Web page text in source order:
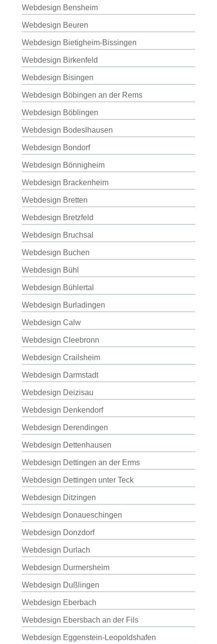
Webdesign Bensheim
Webdesign Beuren
Webdesign Bietigheim-Bissingen
Webdesign Birkenfeld
Webdesign Bisingen
Webdesign Böbingen an der Rems
Webdesign Böblingen
Webdesign Bodeslhausen
Webdesign Bondorf
Webdesign Bönnigheim
Webdesign Brackenheim
Webdesign Bretten
Webdesign Bretzfeld
Webdesign Bruchsal
Webdesign Buchen
Webdesign Bühl
Webdesign Bühlertal
Webdesign Burladingen
Webdesign Calw
Webdesign Cleebronn
Webdesign Crailsheim
Webdesign Darmstadt
Webdesign Deizisau
Webdesign Denkendorf
Webdesign Derendingen
Webdesign Dettenhausen
Webdesign Dettingen an der Erms
Webdesign Dettingen unter Teck
Webdesign Ditzingen
Webdesign Donaueschingen
Webdesign Donzdorf
Webdesign Durlach
Webdesign Durmersheim
Webdesign Dußlingen
Webdesign Eberbach
Webdesign Ebersbach an der Fils
Webdesign Eggenstein-Leopoldshafen